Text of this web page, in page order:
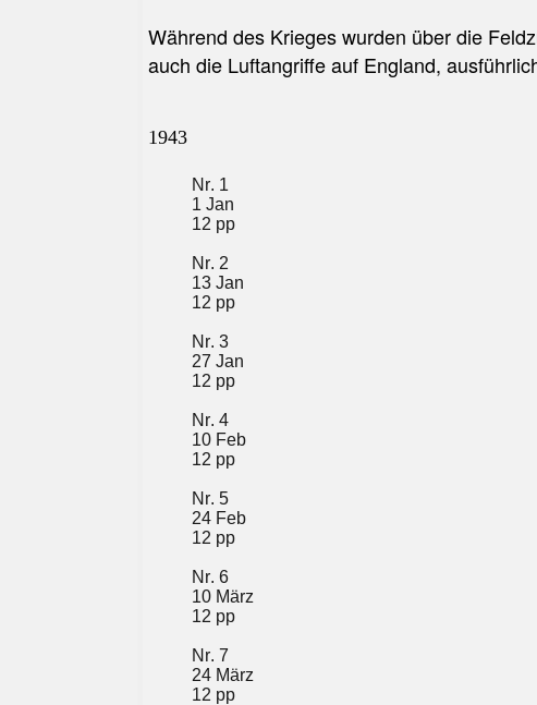
Während des Krieges wurden über die
auch die Luftangriffe auf England,
1943
Nr. 1
1 Jan
12 pp
Nr. 2
13 Jan
12 pp
Nr. 3
27 Jan
12 pp
Nr. 4
10 Feb
12 pp
Nr. 5
24 Feb
12 pp
Nr. 6
10 März
12 pp
Nr. 7
24 März
12 pp